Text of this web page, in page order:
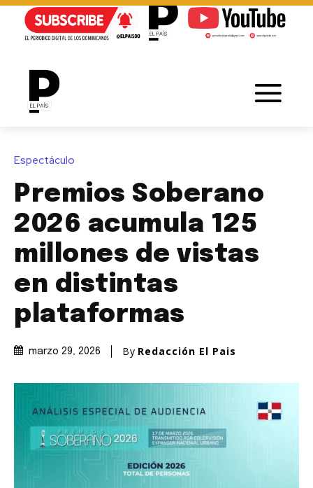
Espectáculo
Premios Soberano
2026 acumula 125
millones de vistas
en distintas
plataformas
marzo 29, 2026 By Redacción El Pais